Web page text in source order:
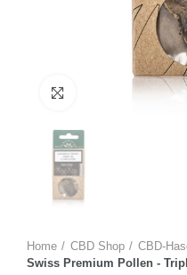
Zum Vergrössern
Home CBD Shop CBD-
Swiss Premium Pollen -